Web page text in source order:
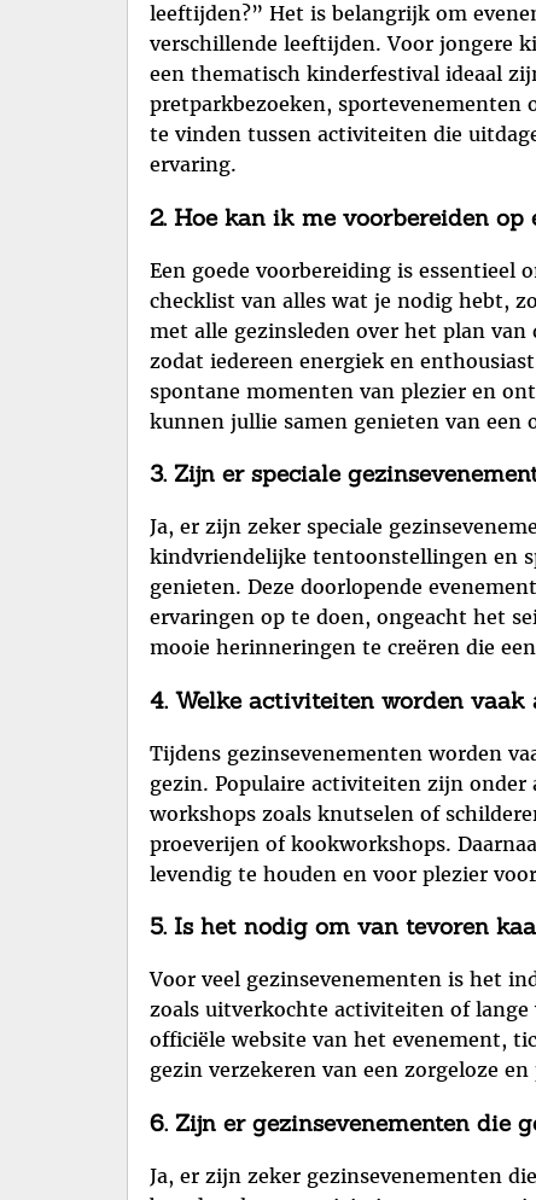
leeftijden?” Het is belangrijk om
verschillende leeftijden. Voor jongere
een thematisch kinderfestival ideaal
pretparkbezoeken, sportevenementen
te vinden tussen activiteiten die
ervaring.
2. Hoe kan ik me voorbereiden
Een goede voorbereiding is essentieel
checklist van alles wat je nodig hebt,
met alle gezinsleden over het plan
zodat iedereen energiek en
spontane momenten van plezier en
kunnen jullie samen genieten van een
3. Zijn er speciale
Ja, er zijn zeker speciale
kindvriendelijke tentoonstellingen en
genieten. Deze doorlopende
ervaringen op te doen, ongeacht het
mooie herinneringen te creëren die
4. Welke activiteiten worden vaak
Tijdens gezinsevenementen worden
gezin. Populaire activiteiten zijn onder
workshops zoals knutselen of
proeverijen of kookworkshops.
levendig te houden en voor plezier
5. Is het nodig om van tevoren
Voor veel gezinsevenementen is het
zoals uitverkochte activiteiten of
officiële website van het evenement,
gezin verzekeren van een zorgeloze
6. Zijn er gezinsevenementen die
Ja, er zijn zeker gezinsevenementen